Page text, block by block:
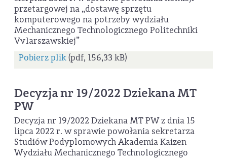
przetargowej na „dostawę sprzętu
komputerowego na potrzeby wydziału
Mechanicznego Technologicznego Politechniki
Vv1arszawskiej”
Pobierz plik(pdf, 156,33 kB)
Decyzja nr 19/2022 Dziekana MT
PW
Decyzja nr 19/2022 Dziekana MT PW z dnia 15
lipca 2022 r. w sprawie powołania sekretarza
Studiów Podyplomowych Akademia Kaizen
Wydziału Mechanicznego Technologicznego